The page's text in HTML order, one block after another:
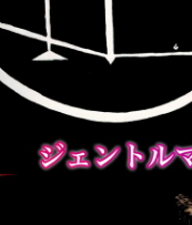
ジェントルマンズ・ウ